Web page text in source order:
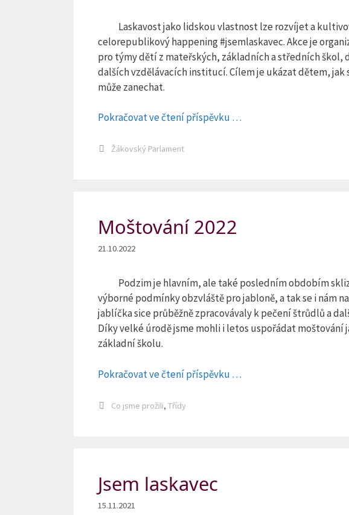
Laskavost jako lidskou vlastnost lze rozvíjet a
celorepublikový happening #jsemlaskavec. Akce je
pro týmy dětí z mateřských, základních a středních škol,
dalších vzdělávacích institucí. Cílem je ukázat dětem,
může zanechat.
Pokračovat ve čtení příspěvku …
Rubriky
Žákovský Parlament
Moštování 2022
21.10.2022
Podzim je hlavním, ale také posledním obdobím
výborné podmínky obzvláště pro jabloně, a tak se i nám
jablíčka sice průběžně zpracovávaly k pečení štrůdlů a
Díky velké úrodě jsme mohli i letos uspořádat
základní školu.
Pokračovat ve čtení příspěvku …
Rubriky
Co jsme prožili, Třídy
Jsem laskavec
15.11.2021